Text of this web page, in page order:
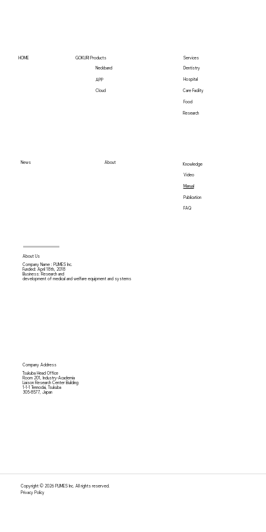
を開始
HOME GOKURI Products
APP
Neckband
Cloud
Services
Dentistry
Hospital
Care Facility
Food
Research
News About
Knowledge
Video
Manual
Publication
FAQ
About Us
Company Name : PLIMES Inc.
Funded: April 18th, 2018
Business: Research and
development of medical and welfare equipment and systems
Company Address
Tsukuba Head Office
Room 201, Industry-Academia
Liaison Research Center Building
1-1-1 Tennodai, Tsukuba
305-8577, Japan
Copyright © 2026 PLIMES Inc. All rights reserved.
Privacy Policy